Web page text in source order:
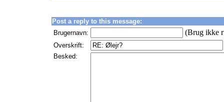
Post a reply to this message:
Brugernavn:
(Brug ikke
Overskrift:
Besked: